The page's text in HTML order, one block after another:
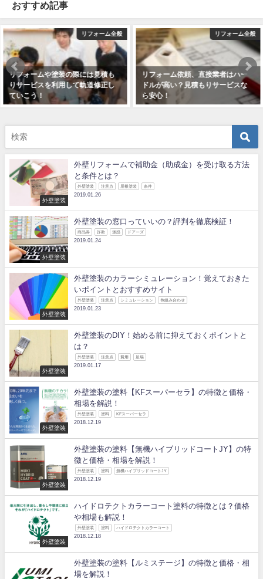
おすすめ記事
リフォーム全般
リフォーム依頼、直接業者はハー
ドルが高い？見積もりサービスな
ら安心！
リフォーム全般
リフォームや塗装で失敗しないた
めにも見積もりサービスを活用し
よう！
外壁塗装
外壁リフォームで補助金（助成金）を受け取る方法
と条件とは？
外壁塗装 注意点 屋根塗装 条件
2019.01.26
外壁塗装
外壁塗装の窓口っていいの？評判を徹底検証！
商品券 詐欺 迷惑 ドアーズ
2019.01.24
外壁塗装
外壁塗装のカラーシミュレーション！覚えておきた
いポイントとおすすめサイト
外壁塗装 注意点 シミュレーション 色組み合わせ
2019.01.23
外壁塗装
外壁塗装のDIY！始める前に抑えておくポイントと
は？
外壁塗装 注意点 費用 足場
2019.01.17
外壁塗装
外壁塗装の塗料【KFスーパーセラ】の特徴と価格・
相場を解説！
外壁塗装 塗料 KFスーパーセラ
2018.12.19
外壁塗装
外壁塗装の塗料【無機ハイブリッドコートJY】の特
徴と価格・相場を解説！
外壁塗装 塗料 無機ハイブリッドコートJY
2018.12.19
外壁塗装
ハイドロテクトカラーコート塗料の特徴とは？価格
や相場も解説！
外壁塗装 塗料 ハイドロテクトカラーコート
2018.12.18
外壁塗装の塗料【ルミステージ】の特徴と価格・相
場を解説！